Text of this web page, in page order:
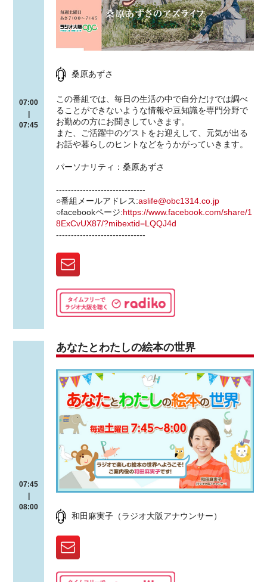
07:00
|
07:45
桑原あずさ
この番組では、毎日の生活の中で自分だけでは調べ
ることができないような情報や豆知識を専門分野で
お勤めの方にお聞きしていきます。
また、ご活躍中のゲストをお迎えして、元気が出る
お話や暮らしのヒントなどをうかがっていきます。
パーソナリティ：桑原あずさ
------------------------------
○番組メールアドレス:aslife@obc1314.co.jp
○facebookページ:https://www.facebook.com/share/1
8ExCvUX87/?mibextid=LQQJ4d
------------------------------
07:45
08:00
あなたとわたしの絵本の世界
和田麻実子（ラジオ大阪アナウンサー）